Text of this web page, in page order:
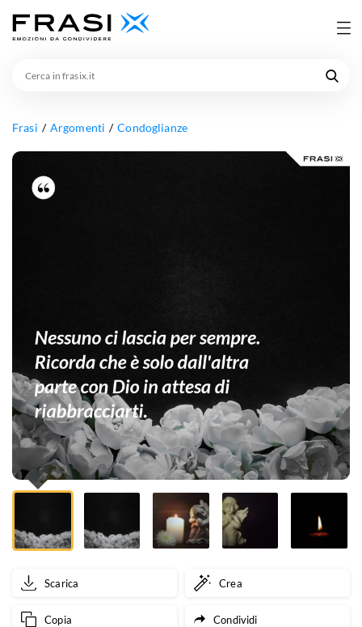
Frasi Argomenti Condoglianze
Nessuno
Ricorda
che
è
solo
dall'altra
parte
Dio
in
attesa
Scarica Crea
Copia Condividi